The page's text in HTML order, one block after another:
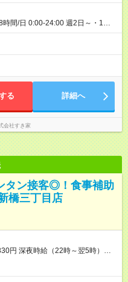
間/日 0:00-24:00 週2日～・1日
5:00-9:00 〇昼帯 9:00-14:00 〇午
22:00 〇深夜帯 22:00-翌5:00 基
る 詳細へ
会社すき家
タン接客◎！食事補助
橋三丁目店
円 深夜時給（22時～翌5時）：